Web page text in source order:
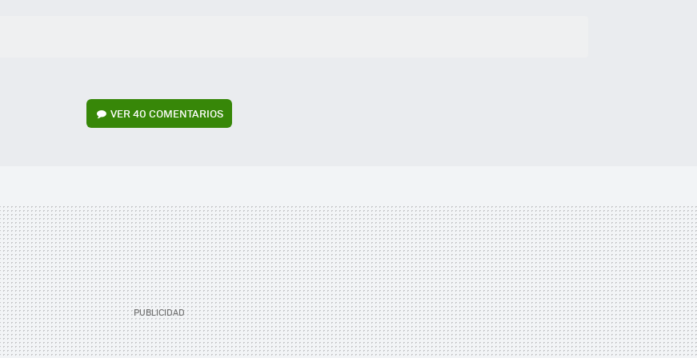
VER40 COMENTARIOS